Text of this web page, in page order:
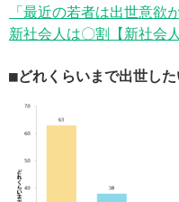
「最近の若者は出世意欲
新社会人は〇割【新社会
■どれくらいまで出世し